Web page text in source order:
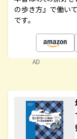
の歩き方』で働い
です。
AD